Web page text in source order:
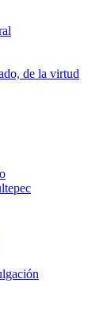
de la virtud